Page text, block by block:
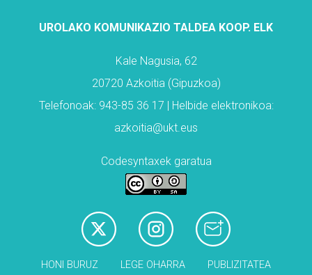
UROLAKO KOMUNIKAZIO TALDEA KOOP. ELK
Kale Nagusia, 62
20720 Azkoitia (Gipuzkoa)
Telefonoak: 943-85 36 17 | Helbide elektronikoa:
azkoitia@ukt.eus
Codesyntaxek garatua
HONI BURUZ LEGE OHARRA PUBLIZITATEA